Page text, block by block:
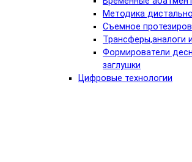
Методика
Съемное
Трансферы,аналоги
Формирователи
заглушки
Цифровые технологии